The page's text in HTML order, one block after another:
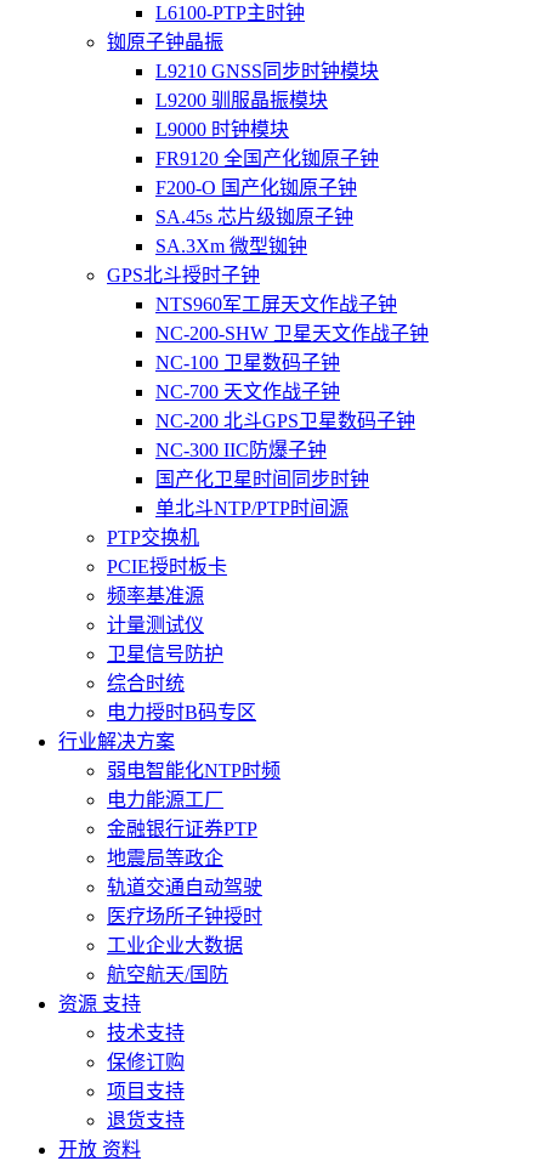
L6100-PTP主时钟
铷原子钟晶振
L9210 GNSS同步时钟模块
L9200 驯服晶振模块
L9000 时钟模块
FR9120 全国产化铷原子钟
F200-O 国产化铷原子钟
SA.45s 芯片级铷原子钟
SA.3Xm 微型铷钟
GPS北斗授时子钟
NTS960军工屏天文作战子钟
NC-200-SHW 卫星天文作战子钟
NC-100 卫星数码子钟
NC-700 天文作战子钟
NC-200 北斗GPS卫星数码子钟
NC-300 IIC防爆子钟
国产化卫星时间同步时钟
单北斗NTP/PTP时间源
PTP交换机
PCIE授时板卡
频率基准源
计量测试仪
卫星信号防护
综合时统
电力授时B码专区
行业解决方案
弱电智能化NTP时频
电力能源工厂
金融银行证券PTP
地震局等政企
轨道交通自动驾驶
医疗场所子钟授时
工业企业大数据
航空航天/国防
资源 支持
技术支持
保修订购
项目支持
退货支持
开放 资料